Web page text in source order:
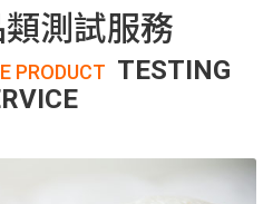
測試服務
PRODUCT TESTING